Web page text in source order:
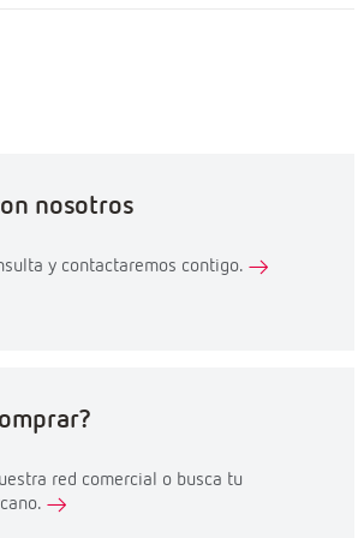
nosotros
y contactaremos contigo.
red comercial o busca tu